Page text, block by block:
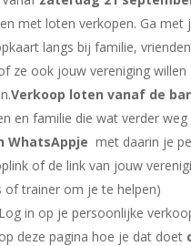
met loten verkopen. Ga met
langs bij familie,
ze ook jouw vereniging willen
Verkoop loten vanaf de
en familie die wat verder weg
WhatsAppje met daarin je
of de link van jouw
of trainer om je te helpen)
Log in op je persoonlijke
deze pagina hoe je dat doet